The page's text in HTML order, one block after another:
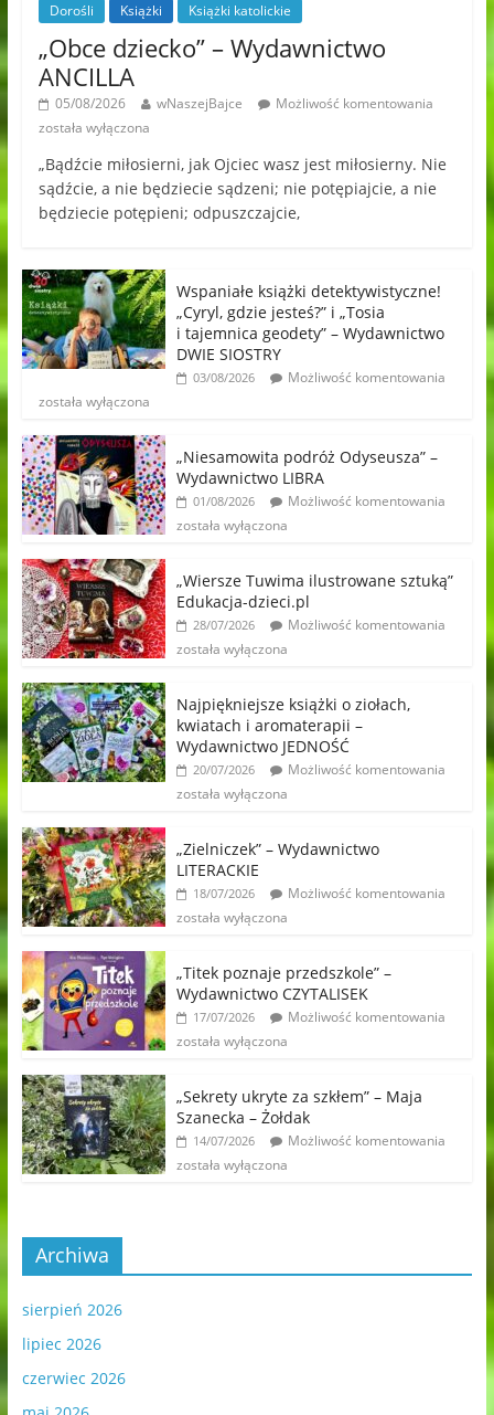
Dorośli Książki Książki katolickie
„Obce dziecko” – Wydawnictwo
ANCILLA
05/08/2026 wNaszejBajce
Możliwość komentowania
została wyłączona
„Bądźcie miłosierni, jak Ojciec wasz jest miłosierny. Nie
sądźcie, a nie będziecie sądzeni; nie potępiajcie, a nie
będziecie potępieni; odpuszczajcie,
Wspaniałe książki detektywistyczne!
„Cyryl, gdzie jesteś?” i „Tosia
i tajemnica geodety” – Wydawnictwo
DWIE SIOSTRY
03/08/2026
Możliwość komentowania
została wyłączona
„Niesamowita podróż Odyseusza” –
Wydawnictwo LIBRA
01/08/2026
Możliwość komentowania
została wyłączona
„Wiersze Tuwima ilustrowane sztuką”
Edukacja-dzieci.pl
28/07/2026
Możliwość komentowania
została wyłączona
Najpiękniejsze książki o ziołach,
kwiatach i aromaterapii –
Wydawnictwo JEDNOŚĆ
20/07/2026
Możliwość komentowania
została wyłączona
„Zielniczek” – Wydawnictwo
LITERACKIE
18/07/2026
Możliwość komentowania
została wyłączona
„Titek poznaje przedszkole” –
Wydawnictwo CZYTALISEK
17/07/2026
Możliwość komentowania
została wyłączona
„Sekrety ukryte za szkłem” – Maja
Szanecka – Żołdak
14/07/2026
Możliwość komentowania
została wyłączona
Archiwa
sierpień 2026
lipiec 2026
czerwiec 2026